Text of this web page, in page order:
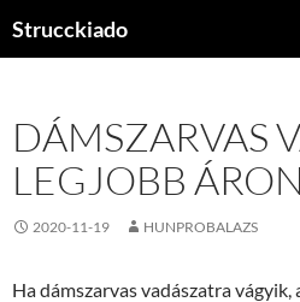
Strucckiado
DÁMSZARVAS
LEGJOBB
2020-11-19 HUNPROBALAZS
Ha dámszarvas vadászatra